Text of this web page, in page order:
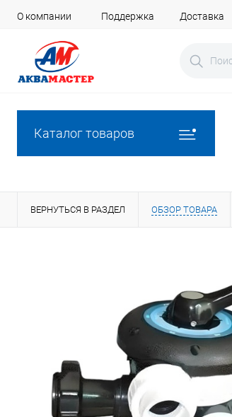
О компании Поддержка Доставка
Каталог товаров
ВЕРНУТЬСЯ В РАЗДЕЛ ОБЗОР ТОВАРА